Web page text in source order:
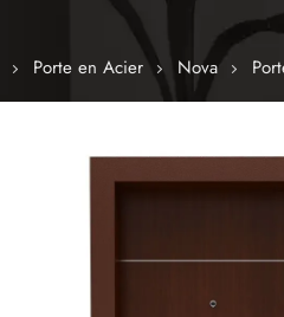
Porte en Acier Nova